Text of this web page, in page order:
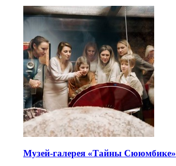
Музей-галерея «Тайны Сююмбике»